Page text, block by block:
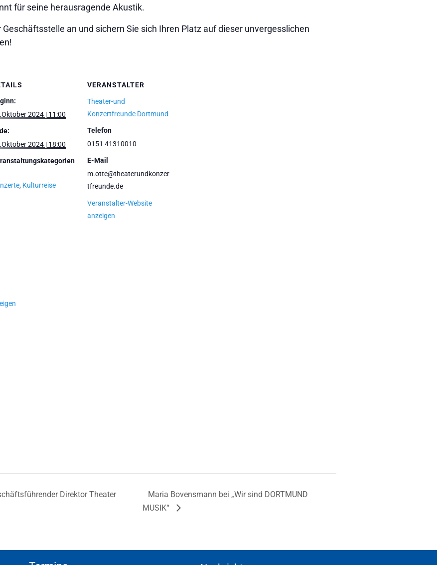
für seine herausragende Akustik.
an und sichern Sie sich Ihren Platz auf dieser unvergesslichen
2024 | 11:00
2024 | 18:00
, Kulturreise
VERANSTALTER
Theater-und
Konzertfreunde Dortmund
Telefon
0151 41310010
E-Mail
m.otte@theaterundkonzer
tfreunde.de
Veranstalter-Website
anzeigen
Direktor Theater
Maria Bovensmann bei „Wir sind DORTMUND
MUSIK“